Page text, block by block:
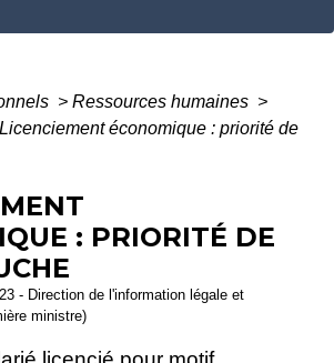
> Ressources humaines >
Licenciement économique : priorité de
: PRIORITÉ DE
- Direction de l'information légale et
ministre)